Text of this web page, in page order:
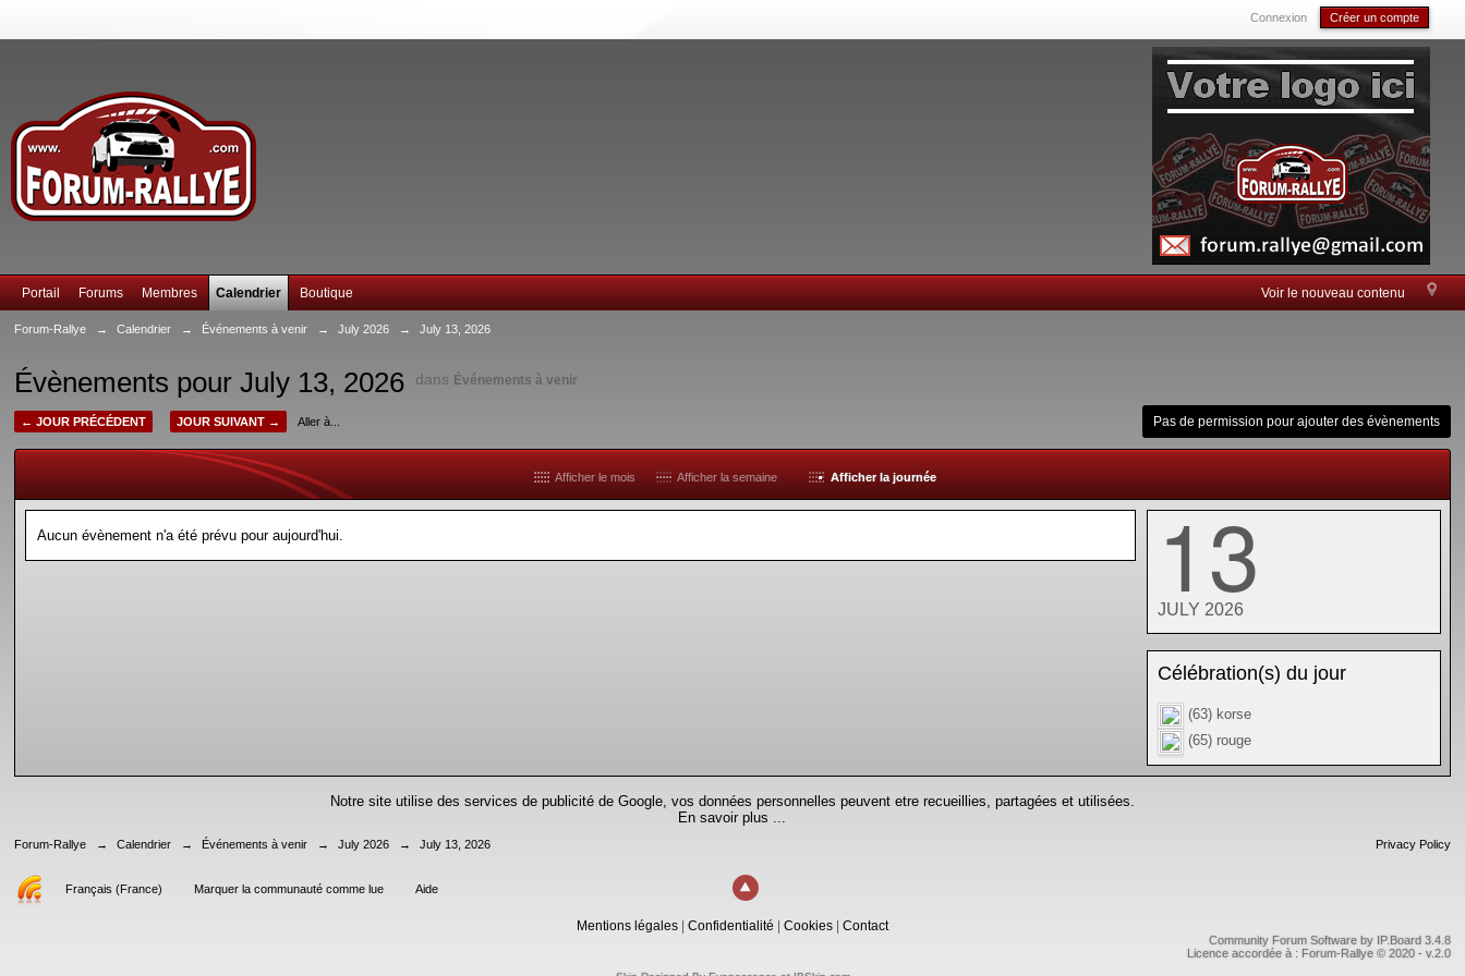
Connexion Créer un compte
Voir le nouveau contenu
Portail Forums Membres Calendrier Boutique
Forum-Rallye → Calendrier → Événements à venir → July 2026 → July 13, 2026
Évènements pour July 13, 2026 dans Événements à venir
← JOUR PRÉCÉDENT JOUR SUIVANT → Aller à... Pas de permission pour ajouter des évènements
Afficher le mois Afficher la semaine Afficher la journée
Aucun évènement n'a été prévu pour aujourd'hui. 13
JULY 2026
Célébration(s) du jour
(63) korse
(65) rouge
Notre site utilise des services de publicité de Google, vos données personnelles peuvent etre recueillies, partagées et utilisées.
En savoir plus ...
Forum-Rallye → Calendrier → Événements à venir → July 2026 → July 13, 2026 Privacy Policy
Français (France) Marquer la communauté comme lue Aide
Mentions légales| Confidentialité Cookies| Contact
Community Forum Software by IP.Board 3.4.8
Licence accordée à : Forum-Rallye © 2020 - v.2.0